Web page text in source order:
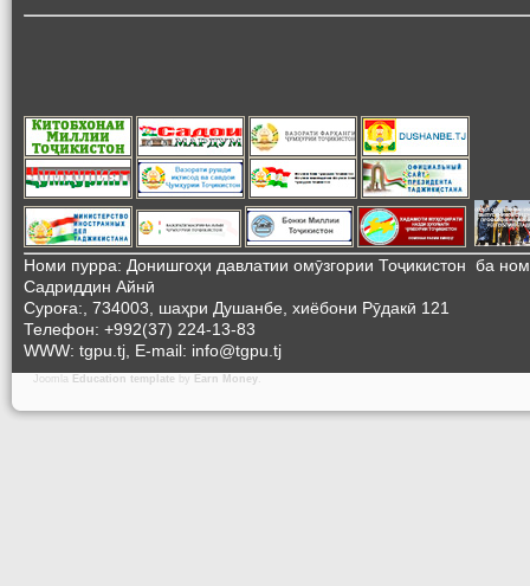
Номи пурра: Донишгоҳи давлатии омӯзгории Тоҷикистон ба
Садриддин Айнӣ
Суроға:, 734003, шаҳри Душанбе, хиёбони Рӯдакӣ 121
Телефон: +992(37) 224-13-83
WWW: tgpu.tj, E-mail: info@tgpu.tj
Joomla Education template by Earn Money